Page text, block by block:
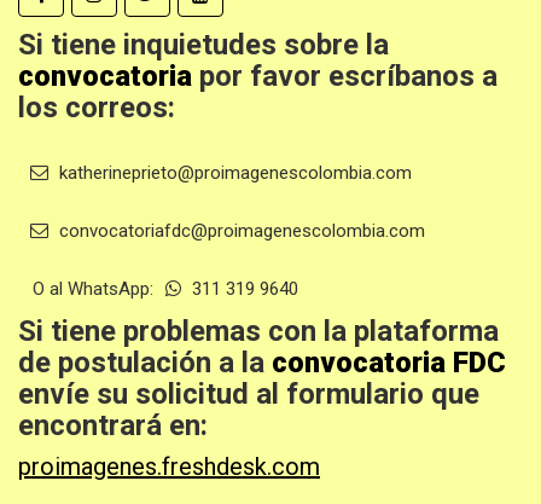
Si tiene inquietudes sobre la
convocatoria por favor escríbanos a
los correos:
katherineprieto@proimagenescolombia.com
convocatoriafdc@proimagenescolombia.com
O al WhatsApp: 311 319 9640
Si tiene problemas con la plataforma
de postulación a la convocatoria FDC
envíe su solicitud al formulario que
encontrará en:
proimagenes.freshdesk.com